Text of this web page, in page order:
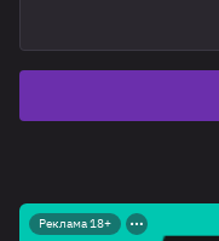
Реклама 18+